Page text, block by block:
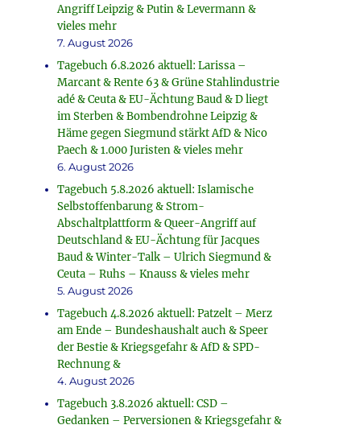
Angriff Leipzig & Putin & Levermann &
vieles mehr
7. August 2026
Tagebuch 6.8.2026 aktuell: Larissa –
Marcant & Rente 63 & Grüne Stahlindustrie
adé & Ceuta & EU-Ächtung Baud & D liegt
im Sterben & Bombendrohne Leipzig &
Häme gegen Siegmund stärkt AfD & Nico
Paech & 1.000 Juristen & vieles mehr
6. August 2026
Tagebuch 5.8.2026 aktuell: Islamische
Selbstoffenbarung & Strom-
Abschaltplattform & Queer-Angriff auf
Deutschland & EU-Ächtung für Jacques
Baud & Winter-Talk – Ulrich Siegmund &
Ceuta – Ruhs – Knauss & vieles mehr
5. August 2026
Tagebuch 4.8.2026 aktuell: Patzelt – Merz
am Ende – Bundeshaushalt auch & Speer
der Bestie & Kriegsgefahr & AfD & SPD-
Rechnung &
4. August 2026
Tagebuch 3.8.2026 aktuell: CSD –
Gedanken – Perversionen & Kriegsgefahr &